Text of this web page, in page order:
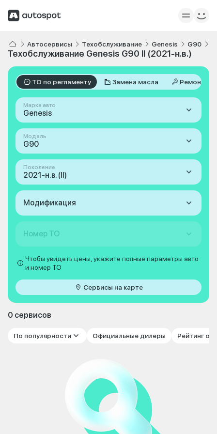
Автосервисы Техобслуживание Genesis G90
Техобслуживание Genesis G90 II (2021-н.в.)
ТО по регламенту Замена масла Ремонт
Марка авто
Genesis
Модель
G90
Поколение
2021-н.в. (II)
Модификация
Номер ТО
Чтобы увидеть цены, укажите полные параметры авто
и номер ТО
Сервисы на карте
0 сервисов
По популярности Официальные дилеры Рейтинг